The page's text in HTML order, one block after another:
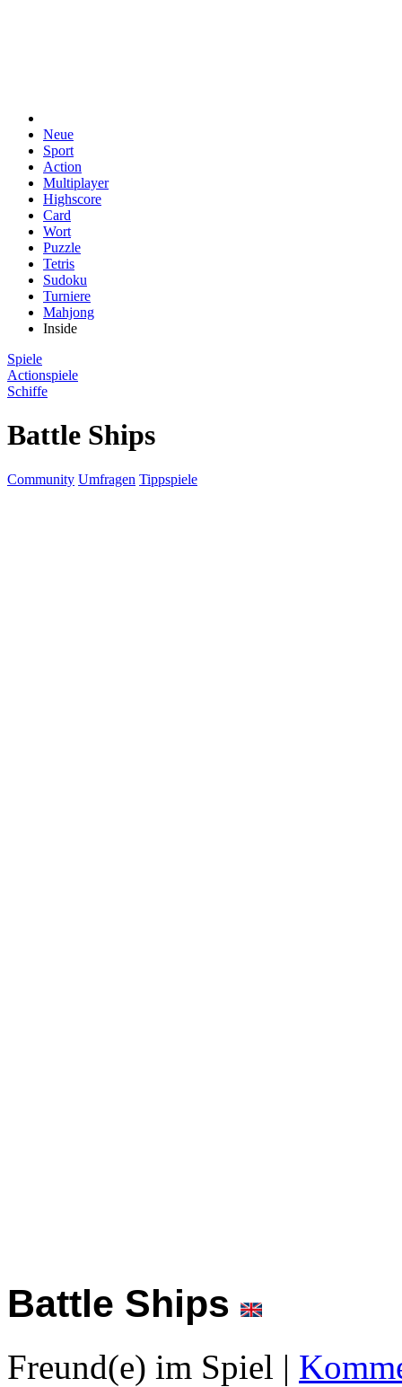
Neue
Sport
Action
Multiplayer
Highscore
Card
Wort
Puzzle
Tetris
Sudoku
Turniere
Mahjong
Inside
Spiele
Actionspiele
Schiffe
Battle Ships
Community Umfragen Tippspiele
Battle Ships
Freund(e) im Spiel |